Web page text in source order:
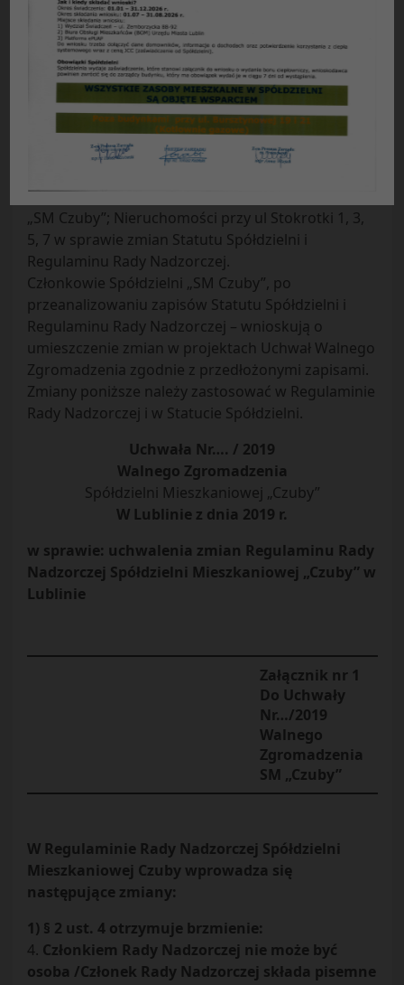
Lublin, dnia 17 kwietnia 2019
WNIOSEK
o włączenie do porządku obrad i poddanie pod
głosowanie WalnegoZgromadzenia
zmian do Statutu Spółdzielni i Regulaminu Rady
Nadzorczej
Stanowisko mieszkańców – Członków Spółdzielni
„SM Czuby”; Nieruchomości przy ul Stokrotki 1, 3,
5, 7 w sprawie zmian Statutu Spółdzielni i
Regulaminu Rady Nadzorczej.
Członkowie Spółdzielni „SM Czuby”, po
przeanalizowaniu zapisów Statutu Spółdzielni i
Regulaminu Rady Nadzorczej – wnioskują o
umieszczenie zmian w projektach Uchwał Walnego
Zgromadzenia zgodnie z przedłożonymi zapisami.
Zmiany poniższe należy zastosować w Regulaminie
Rady Nadzorczej i w Statucie Spółdzielni.
Uchwała Nr…. / 2019
Walnego Zgromadzenia
Spółdzielni Mieszkaniowej „Czuby”
W Lublinie z dnia 2019 r.
w sprawie: uchwalenia zmian Regulaminu Rady
Nadzorczej Spółdzielni Mieszkaniowej „Czuby” w
Lublinie
Załącznik nr 1
Do Uchwały
Nr…/2019
Walnego
Zgromadzenia
SM „Czuby”
W Regulaminie Rady Nadzorczej Spółdzielni
Mieszkaniowej Czuby wprowadza się
następujące zmiany:
1) § 2 ust. 4 otrzymuje brzmienie:
4. Członkiem Rady Nadzorczej nie może być
osoba /Członek Rady Nadzorczej składa pisemne